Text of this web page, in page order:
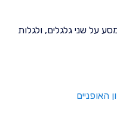
על שני גלגלים, ולגלות